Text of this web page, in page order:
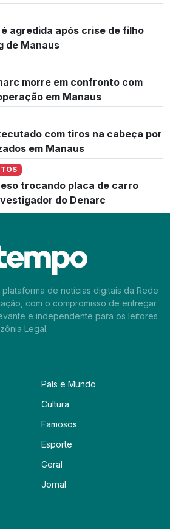
agredida após crise de filho
de Manaus
morre em confronto com
em Manaus
com tiros na cabeça por
em Manaus
trocando placa de carro
do Denarc
plataforma de notícias digitais da Rede
com o compromisso de entregar
e independente para os leitores
Legal.
País e Mundo
Cultura
Famosos
Esporte
Geral
Jornal